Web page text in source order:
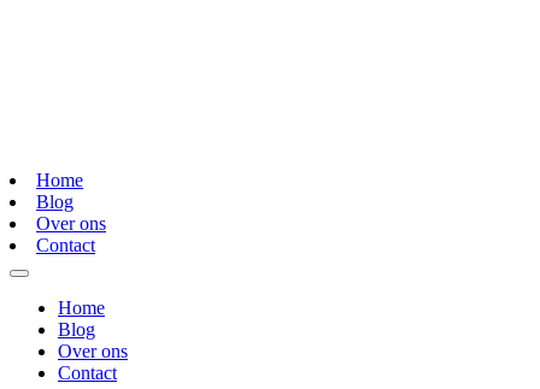
Home
Blog
Over ons
Contact
Home
Blog
Over ons
Contact